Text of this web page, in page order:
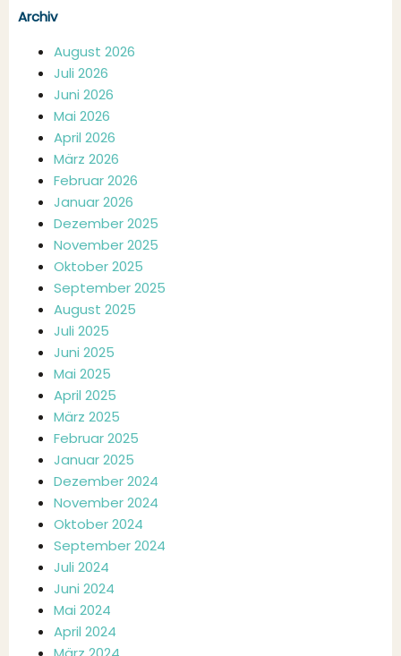
Archiv
August 2026
Juli 2026
Juni 2026
Mai 2026
April 2026
März 2026
Februar 2026
Januar 2026
Dezember 2025
November 2025
Oktober 2025
September 2025
August 2025
Juli 2025
Juni 2025
Mai 2025
April 2025
März 2025
Februar 2025
Januar 2025
Dezember 2024
November 2024
Oktober 2024
September 2024
Juli 2024
Juni 2024
Mai 2024
April 2024